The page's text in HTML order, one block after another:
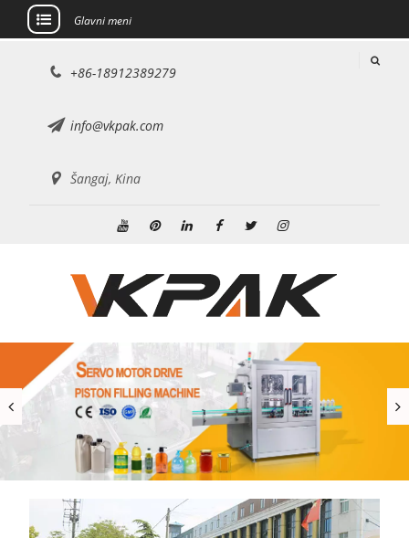
Glavni meni
+86-18912389279
info@vkpak.com
Šangaj, Kina